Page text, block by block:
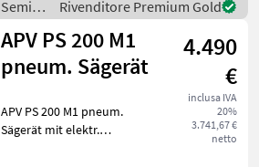
Semina
e cura /
APV
Rivenditore Premium Gold
APV PS 200 M1
pneum. Sägerät
4.490
€
inclusa IVA
20%
3.741,67 €
netto
APV PS 200 M1 pneum.
Sägerät mit elektr.